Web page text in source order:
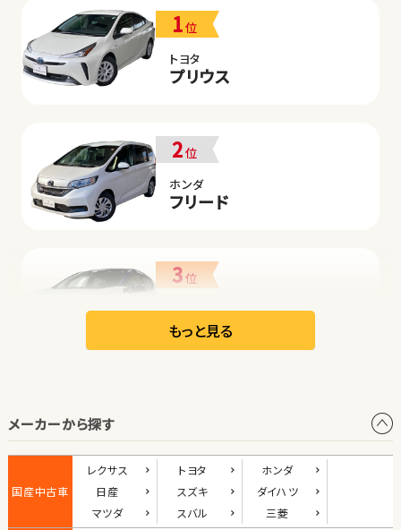
1位
トヨタ
プリウス
2位
ホンダ
フリード
3位
日産
リーフ
1位
ダイハツ
コペン
もっと見る
メーカーから探す
国産中古車
レクサス トヨタ
ホンダ
日産
スズキ
ダイハツ
マツダ
スバル 三菱